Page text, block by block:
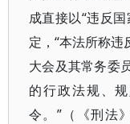
成直接以“违反
定，“本法所称
大会及其常务委
的行政法规、
令。”（《刑法